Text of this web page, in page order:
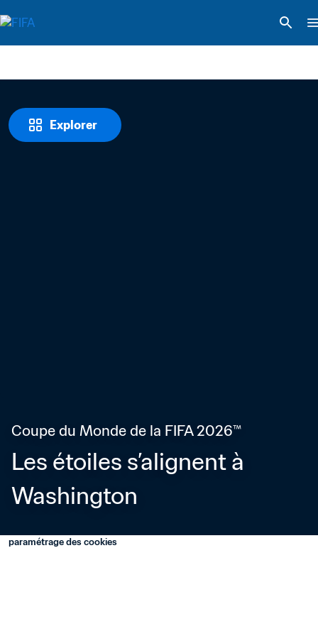
Explorer
Coupe du Monde de la FIFA 2026™
Les étoiles s’alignent à
Washington
paramétrage des cookies